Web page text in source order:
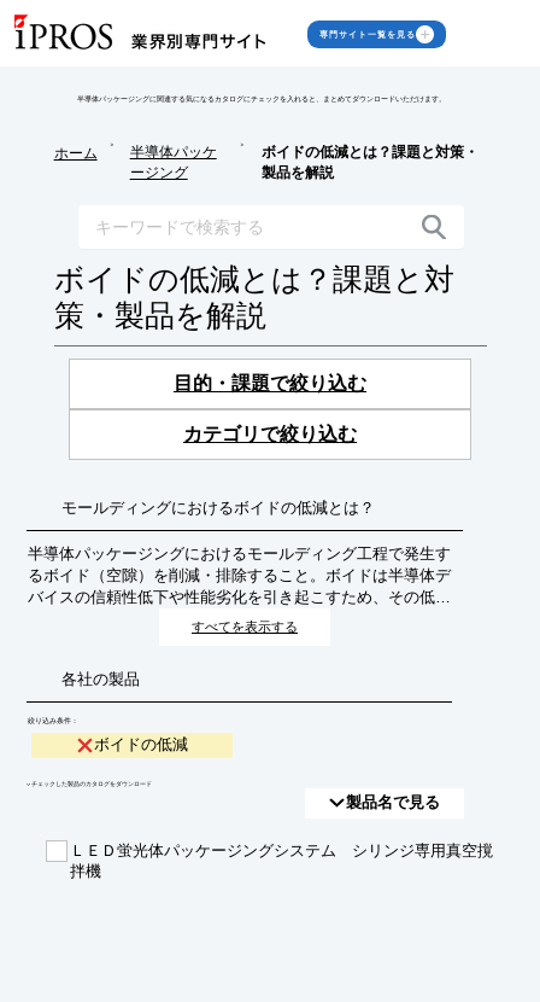
専門サイト一覧を見る
半導体パッケージングに関連する気になるカタログにチェックを入れると、まとめてダウンロードいただけます。
ホーム
>
半導体パッケ
ージング
>
ボイドの低減とは？課題と対策・
製品を解説
ボイドの低減とは？課題と対
策・製品を解説
目的・課題で絞り込む
カテゴリで絞り込む
モールディングにおけるボイドの低減とは？
半導体パッケージングにおけるモールディング工程で発生す
るボイド（空隙）を削減・排除すること。ボイドは半導体デ
バイスの信頼性低下や性能劣化を引き起こすため、その低減
は製品品質向上のために不可欠である。
すべてを表示する
各社の製品
絞り込み条件：
ボイドの低減
​▼チェックした製品のカタログをダウンロード
製品名で見る
ＬＥＤ蛍光体パッケージングシステム シリンジ専用真空撹
拌機